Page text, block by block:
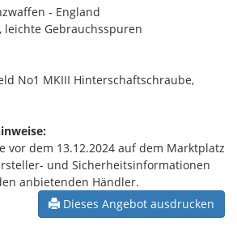
- England
leichte Gebrauchsspuren
No1 MKIII Hinterschaftschraube,
vor dem 13.12.2024 auf dem Marktplatz
und Sicherheitsinformationen
anbietenden Händler.
Dieses Angebot ausdrucken